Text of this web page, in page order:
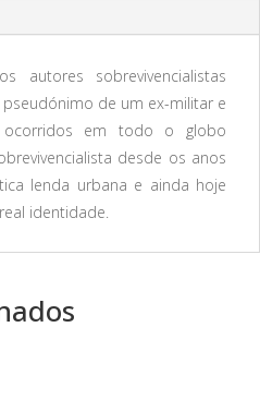
autores sobrevivencialistas
de um ex-militar e
ocorridos em todo o globo
desde os anos
lenda urbana e ainda hoje
identidade.